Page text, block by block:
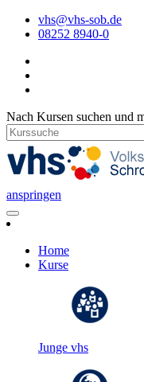
vhs@vhs-sob.de
08252 8940-0
Nach Kursen suchen und
anspringen
Home
Kurse
Junge vhs